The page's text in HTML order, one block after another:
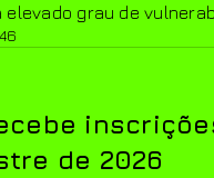
elevado grau de
de 2026